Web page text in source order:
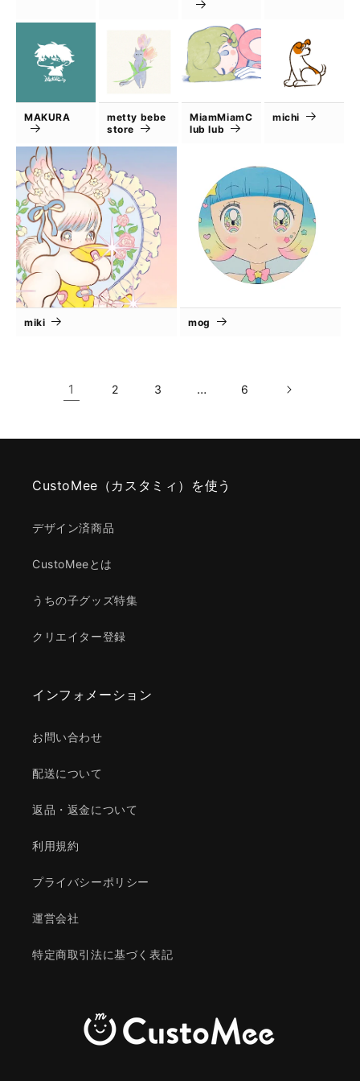
MAKURA
metty bebe
store
MiamMiamC
lub lub
michi
miki mog
1 2 3 … 6
CustoMee（カスタミィ）を使う
デザイン済商品
CustoMeeとは
うちの子グッズ特集
クリエイター登録
インフォメーション
お問い合わせ
配送について
返品・返金について
利用規約
プライバシーポリシー
運営会社
特定商取引法に基づく表記